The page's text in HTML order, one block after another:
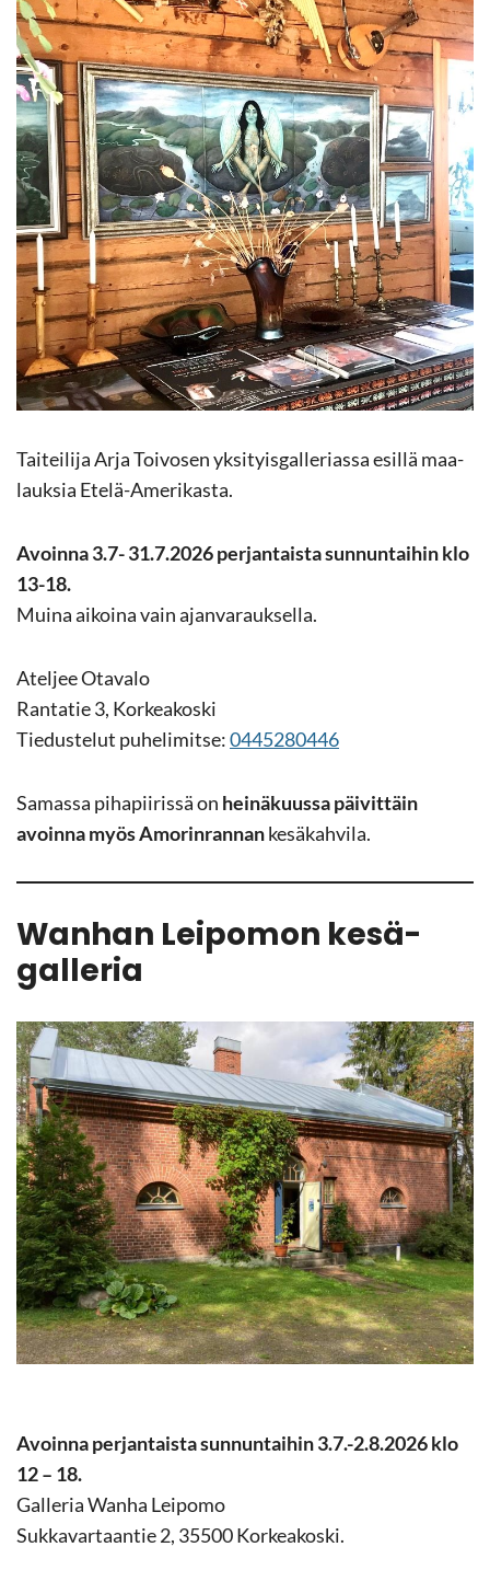
Tai­tei­li­ja Arja Toi­vo­sen yk­si­tyis­gal­le­rias­sa esil­lä maa­
lauk­sia Etelä-​Amerikasta.
Avoin­na 3.7- 31.7.2026 per­jan­tais­ta sun­nun­tai­hin klo
13-18.
Muina ai­koi­na vain ajan­va­rauk­sel­la.
Atel­jee Ota­va­lo
Ran­ta­tie 3, Kor­kea­kos­ki
Tie­dus­te­lut pu­he­li­mit­se:0445280446
Sa­mas­sa pi­ha­pii­ris­sä on hei­nä­kuus­sa päi­vit­täin
avoin­na myös Amo­rin­ran­nanke­sä­kah­vi­la.
Wanhan Lei­po­mon ke­sä­
gal­le­ria
Avoin­na per­jan­tais­ta sun­nun­tai­hin 3.7.-2.8.2026 klo
12 – 18.
Gal­le­ria Wanha Lei­po­mo
Suk­ka­var­taan­tie 2, 35500 Kor­kea­kos­ki.